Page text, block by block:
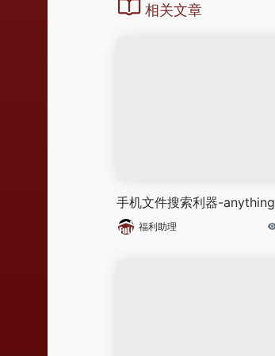
相关文章
手机文件搜索利器-anything
福利助理